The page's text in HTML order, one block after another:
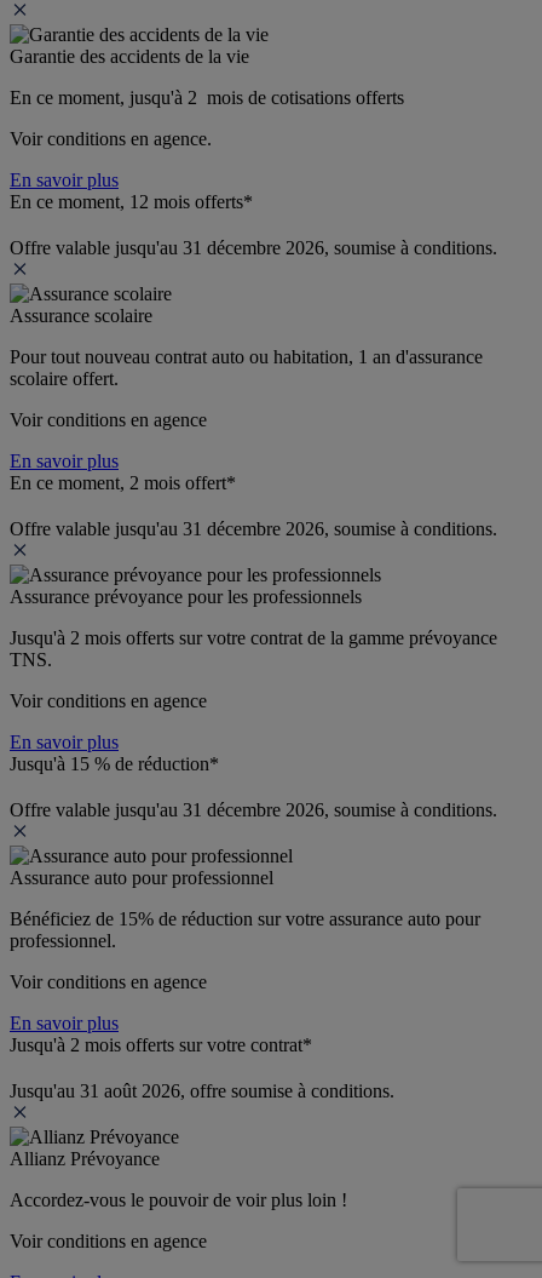
Garantie des accidents de la vie
En ce moment, jusqu'à 2  mois de cotisations offerts
Voir conditions en agence.
En savoir plus
En ce moment, 12 mois offerts*
Offre valable jusqu'au 31 décembre 2026, soumise à conditions.
Assurance scolaire
Pour tout nouveau contrat auto ou habitation, 1 an d'assurance
scolaire offert.
Voir conditions en agence
En savoir plus
En ce moment, 2 mois offert*
Offre valable jusqu'au 31 décembre 2026, soumise à conditions.
Assurance prévoyance pour les professionnels
Jusqu'à 2 mois offerts sur votre contrat de la gamme prévoyance
TNS.
Voir conditions en agence
En savoir plus
Jusqu'à 15 % de réduction*
Offre valable jusqu'au 31 décembre 2026, soumise à conditions.
Assurance auto pour professionnel
Bénéficiez de 15% de réduction sur votre assurance auto pour
professionnel.
Voir conditions en agence
En savoir plus
Jusqu'à 2 mois offerts sur votre contrat*
Jusqu'au 31 août 2026, offre soumise à conditions.
Allianz Prévoyance
Accordez-vous le pouvoir de voir plus loin !
Voir conditions en agence